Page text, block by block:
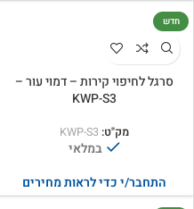
חדש
סרגל לחיפוי קירות – דמוי עור –
KWP-S3
מק"ט: KWP-S3
במלאי
התחבר/י כדי לראות מחירים